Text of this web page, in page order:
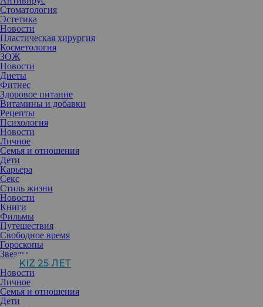
Стоматология
Эстетика
Новости
Пластическая хирургия
Косметология
ЗОЖ
Новости
Диеты
Фитнес
Здоровое питание
Витамины и добавки
Рецепты
Психология
Новости
Личное
Семья и отношения
Дети
Карьера
Секс
Стиль жизни
Новости
Книги
Фильмы
Путешествия
Свободное время
Гороскопы
Звезды
KIZ 25 ЛЕТ
Новости
Личное
Семья и отношения
Дети